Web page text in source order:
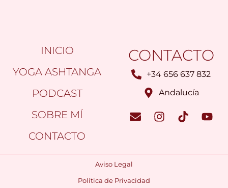
INICIO
YOGA ASHTANGA
PODCAST
SOBRE MÍ
CONTACTO
CONTACTO
+34 656 637 832
Andalucía
Aviso Legal
Política de Privacidad